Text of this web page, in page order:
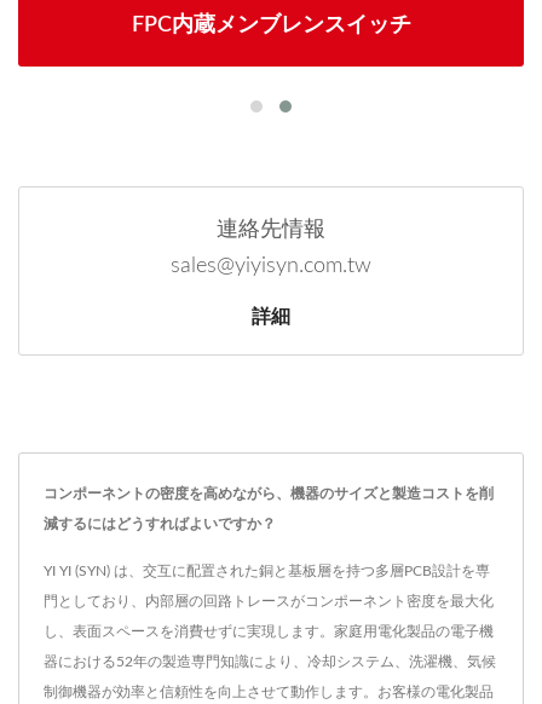
FPC内蔵メンブレンスイッチ
連絡先情報
sales@yiyisyn.com.tw
詳細
コンポーネントの密度を高めながら、機器のサイズと製造コストを削
減するにはどうすればよいですか？
YI YI (SYN) は、交互に配置された銅と基板層を持つ多層PCB設計を専
門としており、内部層の回路トレースがコンポーネント密度を最大化
し、表面スペースを消費せずに実現します。家庭用電化製品の電子機
器における52年の製造専門知識により、冷却システム、洗濯機、気候
制御機器が効率と信頼性を向上させて動作します。お客様の電化製品